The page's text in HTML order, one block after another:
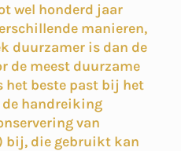
wel honderd jaar
manieren,
duurzamer is dan de
de meest duurzame
het beste past bij het
handreiking
van
bij, die gebruikt kan